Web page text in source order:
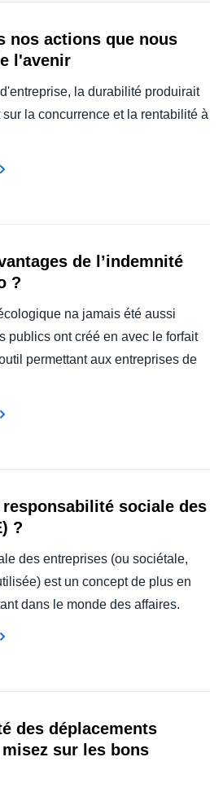
nos actions que nous
l'avenir
la durabilité produirait
la concurrence et la rentabilité à
de l’indemnité
?
na jamais été aussi
publics ont créé en avec le forfait
permettant aux entreprises de
responsabilité sociale des
?
des entreprises (ou sociétale,
est un concept de plus en
dans le monde des affaires.
des déplacements
sur les bons